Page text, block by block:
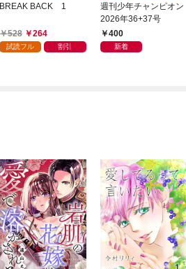
BREAK BACK 1
528 264
試読フル 割引
週刊少年チャンピオン
2026年36+37号
400
新着